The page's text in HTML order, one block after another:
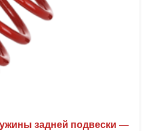
задней подвески —